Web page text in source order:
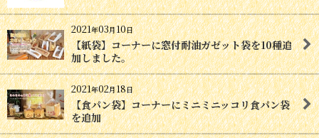
2021年03月10日
【紙袋】コーナーに窓付耐油ガゼット袋を10種追
加しました。
2021年02月18日
【食パン袋】コーナーにミニミニッコリ食パン袋
を追加